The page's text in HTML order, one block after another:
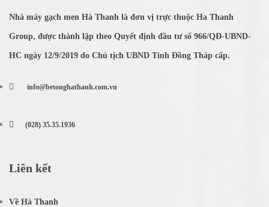
Nhà máy gạch men Hà Thanh là đơn vị trực thuộc Ha Thanh
Group, được thành lập theo Quyết định đầu tư số 966/QĐ-UBND-
HC ngày 12/9/2019 do Chủ tịch UBND Tỉnh Đồng Tháp cấp.
info@betonghathanh.com.vn
(028) 35.35.1936
Liên kết
Về Hà Thanh